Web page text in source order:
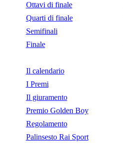
Ottavi di finale
Quarti di finale
Semifinali
Finale
Il calendario
I Premi
Il giuramento
Premio Golden Boy
Regolamento
Palinsesto Rai Sport